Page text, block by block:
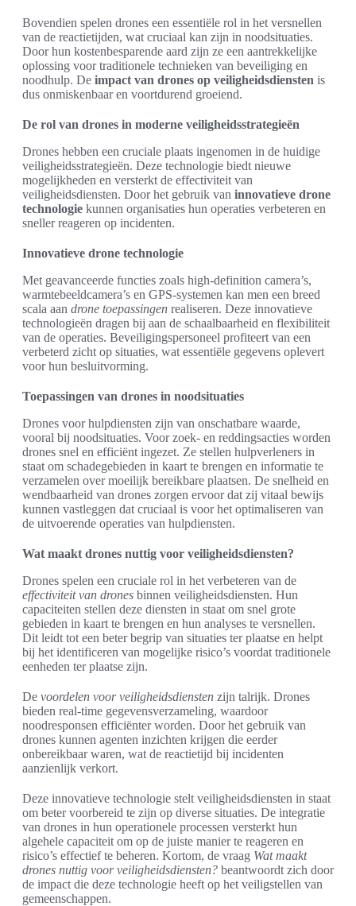
Bovendien spelen drones een essentiële rol in het versnellen
van de reactietijden, wat cruciaal kan zijn in noodsituaties.
Door hun kostenbesparende aard zijn ze een aantrekkelijke
oplossing voor traditionele technieken van beveiliging en
noodhulp. De impact van drones op veiligheidsdiensten is
dus onmiskenbaar en voortdurend groeiend.
De rol van drones in moderne veiligheidsstrategieën
Drones hebben een cruciale plaats ingenomen in de huidige
veiligheidsstrategieën. Deze technologie biedt nieuwe
mogelijkheden en versterkt de effectiviteit van
veiligheidsdiensten. Door het gebruik van innovatieve drone
technologie kunnen organisaties hun operaties verbeteren en
sneller reageren op incidenten.
Innovatieve drone technologie
Met geavanceerde functies zoals high-definition camera’s,
warmtebeeldcamera’s en GPS-systemen kan men een breed
scala aan drone toepassingen realiseren. Deze innovatieve
technologieën dragen bij aan de schaalbaarheid en flexibiliteit
van de operaties. Beveiligingspersoneel profiteert van een
verbeterd zicht op situaties, wat essentiële gegevens oplevert
voor hun besluitvorming.
Toepassingen van drones in noodsituaties
Drones voor hulpdiensten zijn van onschatbare waarde,
vooral bij noodsituaties. Voor zoek- en reddingsacties worden
drones snel en efficiënt ingezet. Ze stellen hulpverleners in
staat om schadegebieden in kaart te brengen en informatie te
verzamelen over moeilijk bereikbare plaatsen. De snelheid en
wendbaarheid van drones zorgen ervoor dat zij vitaal bewijs
kunnen vastleggen dat cruciaal is voor het optimaliseren van
de uitvoerende operaties van hulpdiensten.
Wat maakt drones nuttig voor veiligheidsdiensten?
Drones spelen een cruciale rol in het verbeteren van de
effectiviteit van drones binnen veiligheidsdiensten. Hun
capaciteiten stellen deze diensten in staat om snel grote
gebieden in kaart te brengen en hun analyses te versnellen.
Dit leidt tot een beter begrip van situaties ter plaatse en helpt
bij het identificeren van mogelijke risico’s voordat traditionele
eenheden ter plaatse zijn.
De voordelen voor veiligheidsdiensten zijn talrijk. Drones
bieden real-time gegevensverzameling, waardoor
noodresponsen efficiënter worden. Door het gebruik van
drones kunnen agenten inzichten krijgen die eerder
onbereikbaar waren, wat de reactietijd bij incidenten
aanzienlijk verkort.
Deze innovatieve technologie stelt veiligheidsdiensten in staat
om beter voorbereid te zijn op diverse situaties. De integratie
van drones in hun operationele processen versterkt hun
algehele capaciteit om op de juiste manier te reageren en
risico’s effectief te beheren. Kortom, de vraag Wat maakt
drones nuttig voor veiligheidsdiensten? beantwoordt zich door
de impact die deze technologie heeft op het veiligstellen van
gemeenschappen.